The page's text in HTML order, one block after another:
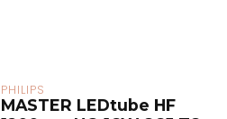
PHILIPS
MASTER LEDtube HF